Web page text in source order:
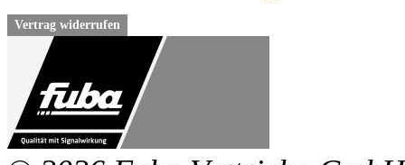
Vertrag widerrufen